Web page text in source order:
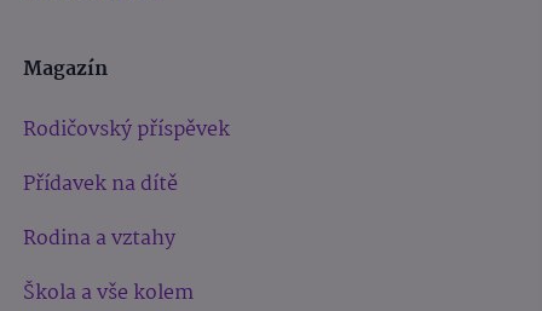
Magazín
Rodičovský příspěvek
Přídavek na dítě
Rodina a vztahy
Škola a vše kolem